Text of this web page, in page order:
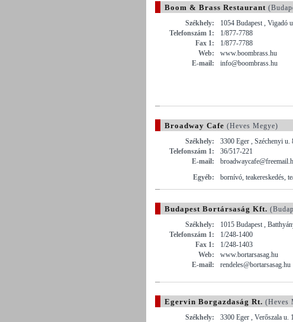
Boom & Brass Restaurant
Székhely:
1054 Budapest , Vigadó
Telefonszám 1:
1/877-7788
Fax 1:
1/877-7788
Web:
www.boombrass.hu
E-mail:
info@boombrass.hu
Broadway Cafe (Heves Megye)
Székhely:
3300 Eger , Széchenyi u.
Telefonszám 1:
36/517-221
E-mail:
Egyéb:
bornívó, teakereskedés,
Budapest Bortársaság Kft.
Székhely:
1015 Budapest ,
Telefonszám 1:
1/248-1400
Fax 1:
1/248-1403
Web:
www.bortarsasag.hu
E-mail:
rendeles@bortarsasag.hu
Egervin Borgazdaság Rt. (Heves
Székhely:
3300 Eger , Verőszala u.